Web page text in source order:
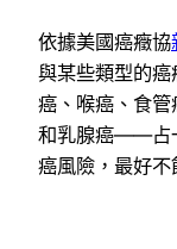
依據美國癌癥協
與某些類型的癌
癌、喉癌、食管
和乳腺癌——占
癌風險，最好不